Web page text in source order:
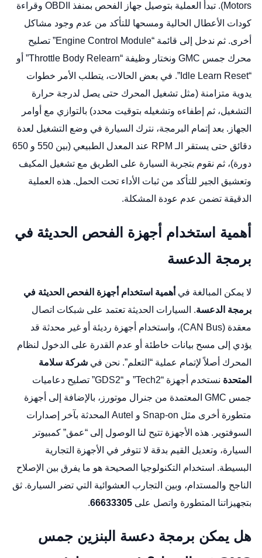
Motors). تبدأ العملية بتوصيل جهاز الفحص بمنفذ OBDII وقراءة
كودات الأعطال الحالية ومسحها للتأكد من عدم وجود مشاكل
أخرى. ثم ندخل إلى قائمة “Engine Control Module”
تصليح
محرك جمس GMC
ونختار وظيفة “Throttle Body Relearn” أو
“Idle Learn Reset”. في بعض الحالات، يتطلب الأمر خطوات
يدوية متزامنة (مثل تشغيل المحرك حتى يصل لدرجة حرارة
التشغيل، ثم إطفاءه وتشغيله بتوقيت محدد) بالتوازي مع أوامر
الجهاز. بعد إتمام البرمجة، نترك السيارة في وضع التشغيل لعدة
دقائق حتى يستقر الـ RPM عند المعدل الطبيعي (بين 550 و 650
دورة)، ثم نقوم بتجربة السيارة على الطريق مع تشغيل المكيف
وتعشيق الجير للتأكد من ثبات الأداء تحت الحمل. هذه العملية
الدقيقة تضمن عدم عودة المشكلة.
أهمية استخدام أجهزة الفحص الحديثة في
برمجة الدعسة
لا يمكن المبالغة في أهمية استخدام أجهزة الفحص الحديثة في
برمجة الدعسة. السيارات الحديثة تعتمد على شبكات اتصال
معقدة (CAN Bus)، واستخدام أجهزة رديئة أو غير محدثة قد
يؤدي إلى مسح بيانات خاطئة أو عدم القدرة على الدخول لنظام
المحرك أصلاً لإتمام عملية “التعلم”. نحن في شركة سلامة
المتحدة نستخدم أجهزة “Tech2” و “GDS2”
تصليح دعاميات
جمس GMC
المعتمدة من جنرال موتورز، بالإضافة إلى أجهزة
متطورة أخرى مثل Snap-on و Autel المحدثة بآخر إصدارات
السوفتوير. هذه الأجهزة تتيح لنا الوصول إلى “عمق” كمبيوتر
السيارة، وتعديل القيم بدقة لا تتوفر في الأجهزة التجارية
البسيطة. استخدام التكنولوجيا الصحيحة هو ما يفرق بين الإصلاح
الناجح والمستدام، وبين التجارب العشوائية التي تضر السيارة. ثق
بتجهيزاتنا المتطورة واتصل على 66633305
.
هل يمكن برمجة دعسة البنزين جمس